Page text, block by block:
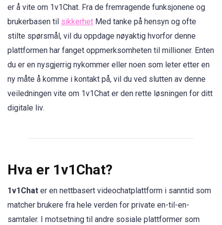
er å vite om 1v1Chat. Fra de fremragende funksjonene og
brukerbasen til sikkerhet Med tanke på hensyn og ofte
stilte spørsmål, vil du oppdage nøyaktig hvorfor denne
plattformen har fanget oppmerksomheten til millioner. Enten
du er en nysgjerrig nykommer eller noen som leter etter en
ny måte å komme i kontakt på, vil du ved slutten av denne
veiledningen vite om 1v1Chat er den rette løsningen for ditt
digitale liv.
Hva er 1v1Chat?
1v1Chat er en nettbasert videochatplattform i sanntid som
matcher brukere fra hele verden for private en-til-en-
samtaler. I motsetning til andre sosiale plattformer som